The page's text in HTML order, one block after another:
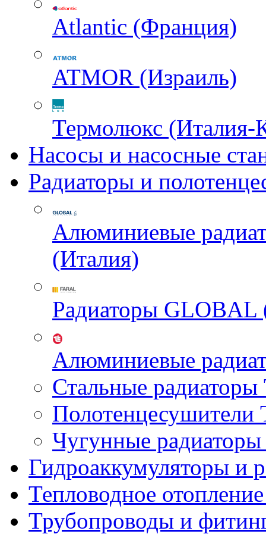
Atlantic (Франция)
ATMOR (Израиль)
Термолюкс (Италия-
Насосы и насосные
Радиаторы и
Алюминиевые
(Италия)
Радиаторы GLOBAL
Алюминиевые
Стальные
Чугунные
Гидроаккумуляторы и
Тепловодное
Трубопроводы и